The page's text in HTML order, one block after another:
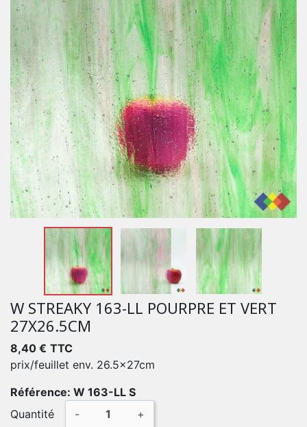
W STREAKY 163-LL POURPRE ET VERT
27X26.5CM
8,40 € TTC
prix/feuillet env. 26.5x27cm
Référence: W 163-LL S
Quantité
- +